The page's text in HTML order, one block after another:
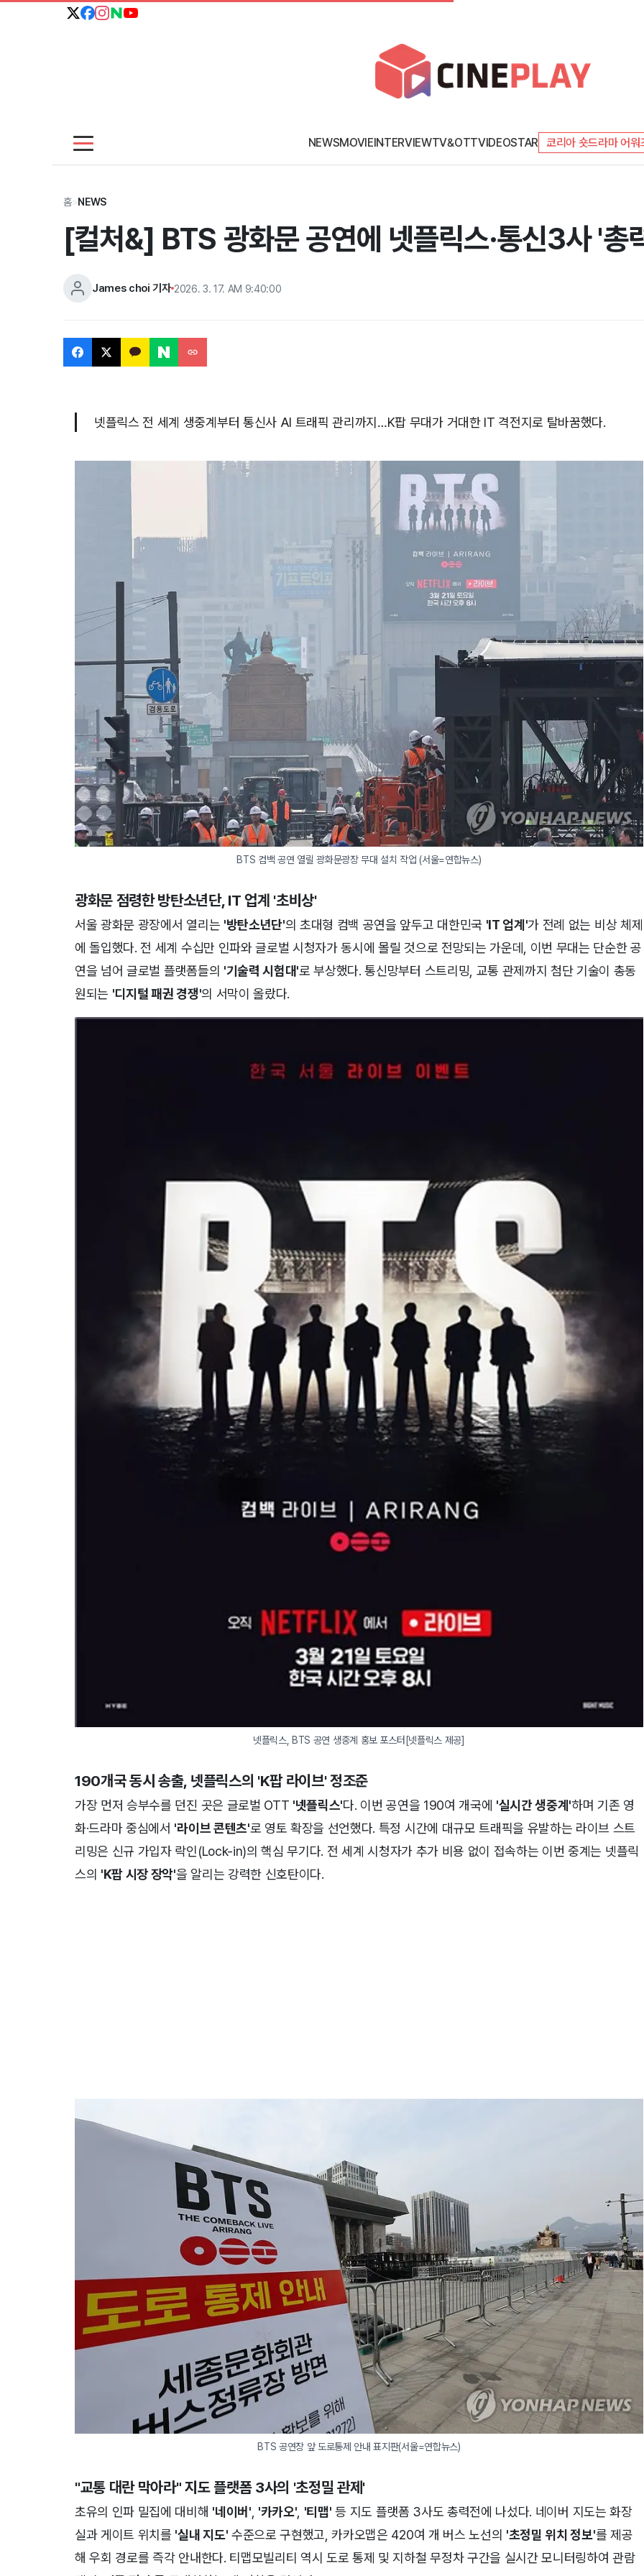
NEWSMOVIEINTERVIEWTV&OTTVIDEOSTAR 코리아 숏드라마 어워
홈>NEWS
[컬처&] BTS 광화문 공연에 넷플릭스·통신3사 '총
James choi 기자 2026. 3. 17. AM 9:40:00
넷플릭스 전 세계 생중계부터 통신사 AI 트래픽 관리까지…K팝 무대가 거대한 IT 격전지로 탈바꿈했다.
BTS 컴백 공연 열릴 광화문광장 무대 설치 작업 (서울=연합뉴스)
광화문 점령한 방탄소년단, IT 업계 '초비상'
서울 광화문 광장에서 열리는 '방탄소년단'의 초대형 컴백 공연을 앞두고 대한민국 'IT 업계'가 전례 없는 비상 체제
에 돌입했다. 전 세계 수십만 인파와 글로벌 시청자가 동시에 몰릴 것으로 전망되는 가운데, 이번 무대는 단순한 공
연을 넘어 글로벌 플랫폼들의 '기술력 시험대'로 부상했다. 통신망부터 스트리밍, 교통 관제까지 첨단 기술이 총동
원되는 '디지털 패권 경쟁'의 서막이 올랐다.
넷플릭스, BTS 공연 생중계 홍보 포스터[넷플릭스 제공]
190개국 동시 송출, 넷플릭스의 'K팝 라이브'정조준
가장 먼저 승부수를 던진 곳은 글로벌 OTT '넷플릭스'다. 이번 공연을 190여 개국에 '실시간 생중계'하며 기존 영
화·드라마 중심에서 '라이브 콘텐츠'로 영토 확장을 선언했다. 특정 시간에 대규모 트래픽을 유발하는 라이브 스트
리밍은 신규 가입자 락인(Lock-in)의 핵심 무기다. 전 세계 시청자가 추가 비용 없이 접속하는 이번 중계는 넷플릭
스의 'K팝 시장 장악'을 알리는 강력한 신호탄이다.
BTS 공연장 앞 도로통제 안내 표지판(서울=연합뉴스)
"교통 대란 막아라" 지도 플랫폼 3사의 '초정밀 관제'
초유의 인파 밀집에 대비해 '네이버' '카카오' '티맵' 등 지도 플랫폼 3사도 총력전에 나섰다. 네이버 지도는 화장
실과 게이트 위치를 '실내 지도' 수준으로 구현했고, 카카오맵은 420여 개 버스 노선의 '초정밀 위치 정보'를 제공
해 우회 경로를 즉각 안내한다. 티맵모빌리티 역시 도로 통제 및 지하철 무정차 구간을 실시간 모니터링하여 관람